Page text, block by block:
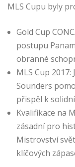
MLS Cupu byly
Gold Cup
postupu
obranné
MLS Cup
Sounders
přispěl k
Kvalifikace na
zásadní pro
Mistrovství
klíčových